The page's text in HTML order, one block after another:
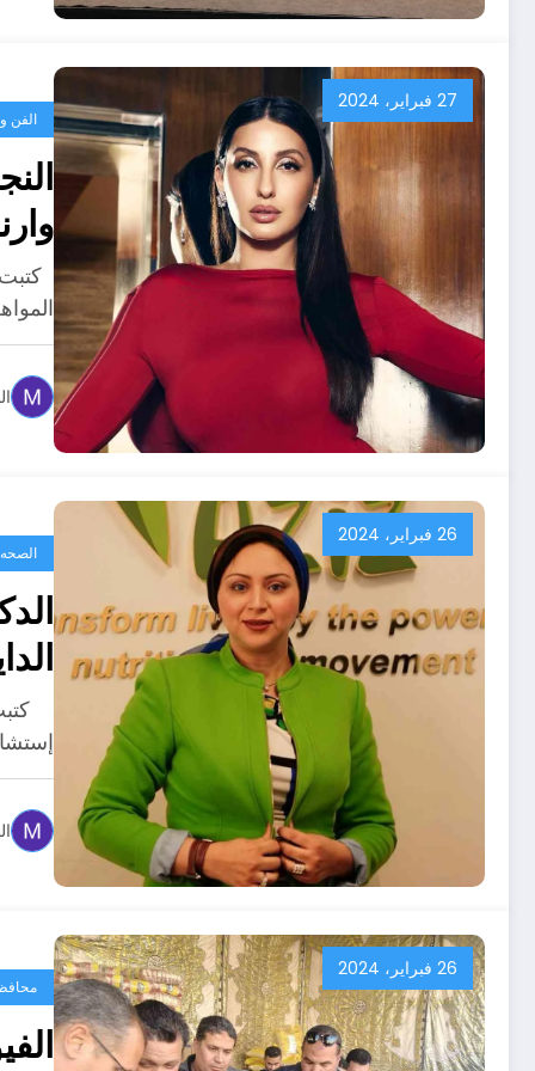
27 فبراير، 2024
الفن
كتبت:
26 فبراير، 2024
الصحه
26 فبراير، 2024